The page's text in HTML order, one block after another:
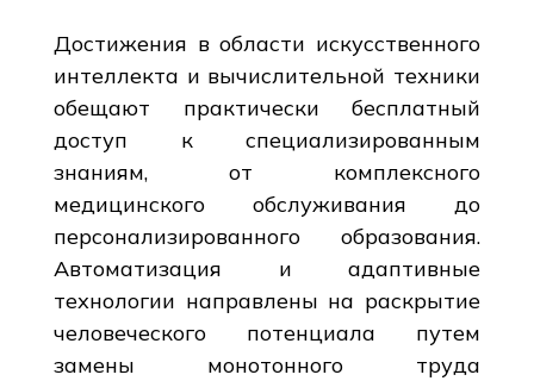
Достижения в области искусственного
интеллекта и вычислительной техники
обещают практически бесплатный
доступ к специализированным
знаниям, от комплексного
медицинского обслуживания до
персонализированного образования.
Автоматизация и адаптивные
технологии направлены на раскрытие
человеческого потенциала путем
замены монотонного труда